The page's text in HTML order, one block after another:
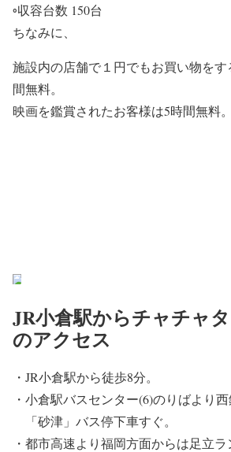
◦収容台数 150台
ちなみに、
施設内の店舗で１円でもお買い物を
間無料。
映画を鑑賞されたお客様は5時間無料。
JR小倉駅からチャチャ
のアクセス
・JR小倉駅から徒歩8分。
・小倉駅バスセンター(6)のりばより
「砂津」バス停下車すぐ。
・都市高速より福岡方面からは足立ラ